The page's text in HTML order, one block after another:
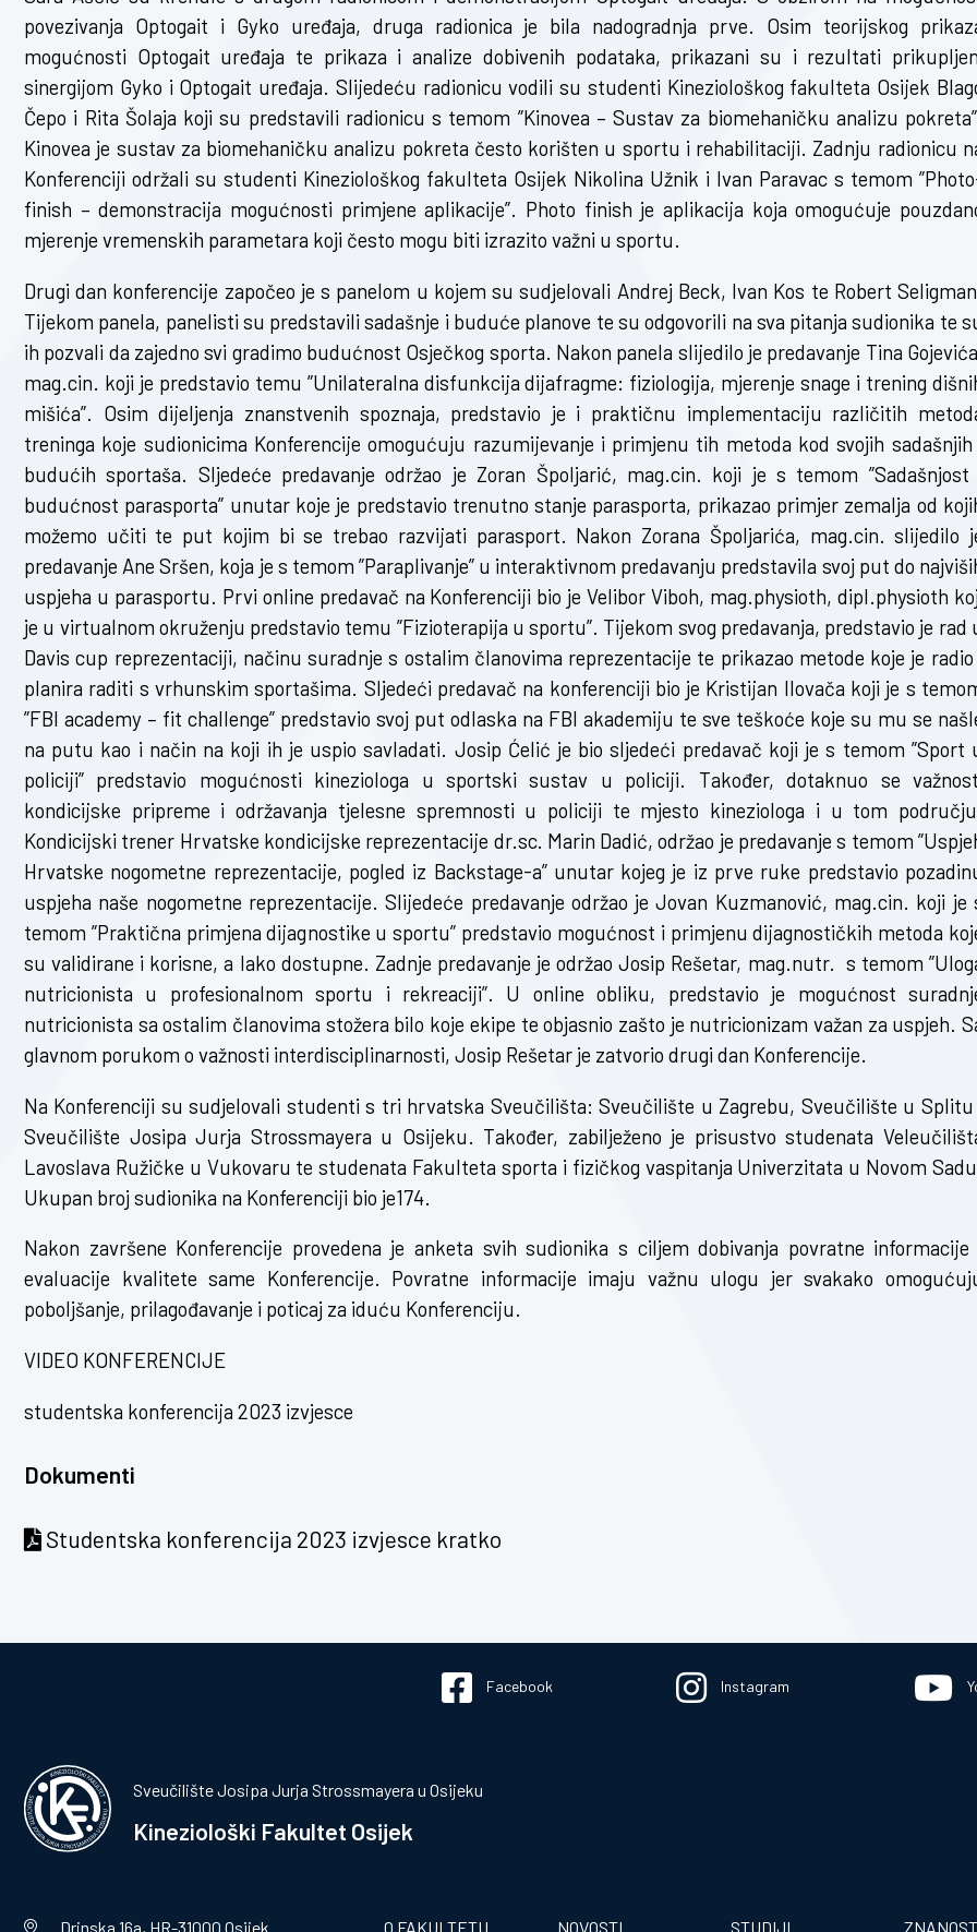
povezivanja Optogait i Gyko uređaja, druga radionica je bila nadogradnja prve. Osim teorijskog
mogućnosti Optogait uređaja te prikaza i analize dobivenih podataka, prikazani su i rezultati
sinergijom Gyko i Optogait uređaja. Slijedeću radionicu vodili su studenti Kineziološkog fakulteta Osijek
Čepo i Rita Šolaja koji su predstavili radionicu s temom ”Kinovea – Sustav za biomehaničku analizu
Kinovea je sustav za biomehaničku analizu pokreta često korišten u sportu i rehabilitaciji. Zadnju radionicu
Konferenciji održali su studenti Kineziološkog fakulteta Osijek Nikolina Užnik i Ivan Paravac s temom
finish – demonstracija mogućnosti primjene aplikacije”. Photo finish je aplikacija koja omogućuje
mjerenje vremenskih parametara koji često mogu biti izrazito važni u sportu.
Drugi dan konferencije započeo je s panelom u kojem su sudjelovali Andrej Beck, Ivan Kos te Robert
Tijekom panela, panelisti su predstavili sadašnje i buduće planove te su odgovorili na sva pitanja sudionika te
ih pozvali da zajedno svi gradimo budućnost Osječkog sporta. Nakon panela slijedilo je predavanje Tina
mag.cin. koji je predstavio temu ”Unilateralna disfunkcija dijafragme: fiziologija, mjerenje snage i trening
mišića”. Osim dijeljenja znanstvenih spoznaja, predstavio je i praktičnu implementaciju različitih
treninga koje sudionicima Konferencije omogućuju razumijevanje i primjenu tih metoda kod svojih sadašnjih
budućih sportaša. Sljedeće predavanje održao je Zoran Špoljarić, mag.cin. koji je s temom ”Sadašnjost
budućnost parasporta” unutar koje je predstavio trenutno stanje parasporta, prikazao primjer zemalja od
možemo učiti te put kojim bi se trebao razvijati parasport. Nakon Zorana Špoljarića, mag.cin. slijedilo
predavanje Ane Sršen, koja je s temom ”Paraplivanje” u interaktivnom predavanju predstavila svoj put do
uspjeha u parasportu. Prvi online predavač na Konferenciji bio je Velibor Viboh, mag.physioth, dipl.physioth
je u virtualnom okruženju predstavio temu ”Fizioterapija u sportu”. Tijekom svog predavanja, predstavio je rad
Davis cup reprezentaciji, načinu suradnje s ostalim članovima reprezentacije te prikazao metode koje je radio
planira raditi s vrhunskim sportašima. Sljedeći predavač na konferenciji bio je Kristijan Ilovača koji je s
”FBI academy – fit challenge” predstavio svoj put odlaska na FBI akademiju te sve teškoće koje su mu se
na putu kao i način na koji ih je uspio savladati. Josip Ćelić je bio sljedeći predavač koji je s temom ”Sport
policiji” predstavio mogućnosti kineziologa u sportski sustav u policiji. Također, dotaknuo se
kondicijske pripreme i održavanja tjelesne spremnosti u policiji te mjesto kineziologa i u tom
Kondicijski trener Hrvatske kondicijske reprezentacije dr.sc. Marin Dadić, održao je predavanje s temom
Hrvatske nogometne reprezentacije, pogled iz Backstage-a” unutar kojeg je iz prve ruke predstavio
uspjeha naše nogometne reprezentacije. Slijedeće predavanje održao je Jovan Kuzmanović, mag.cin. koji je
temom ”Praktična primjena dijagnostike u sportu” predstavio mogućnost i primjenu dijagnostičkih metoda
su validirane i korisne, a lako dostupne. Zadnje predavanje je održao Josip Rešetar, mag.nutr. s temom
nutricionista u profesionalnom sportu i rekreaciji”. U online obliku, predstavio je mogućnost
nutricionista sa ostalim članovima stožera bilo koje ekipe te objasnio zašto je nutricionizam važan za uspjeh.
glavnom porukom o važnosti interdisciplinarnosti, Josip Rešetar je zatvorio drugi dan Konferencije.
Na Konferenciji su sudjelovali studenti s tri hrvatska Sveučilišta: Sveučilište u Zagrebu, Sveučilište u Splitu
Sveučilište Josipa Jurja Strossmayera u Osijeku. Također, zabilježeno je prisustvo studenata
Lavoslava Ružičke u Vukovaru te studenata Fakulteta sporta i fizičkog vaspitanja Univerzitata u Novom Sadu.
Ukupan broj sudionika na Konferenciji bio je174.
Nakon završene Konferencije provedena je anketa svih sudionika s ciljem dobivanja povratne informacije
evaluacije kvalitete same Konferencije. Povratne informacije imaju važnu ulogu jer svakako
poboljšanje, prilagođavanje i poticaj za iduću Konferenciju.
VIDEO KONFERENCIJE
studentska konferencija 2023 izvjesce
Dokumenti
Studentska konferencija 2023 izvjesce kratko
Facebook Instagram
Sveučilište Josipa Jurja Strossmayera u Osijeku
Kineziološki Fakultet Osijek
Drinska 16a, HR-31000 Osijek O FAKULTETU NOVOSTI STUDIJI ZNANOST